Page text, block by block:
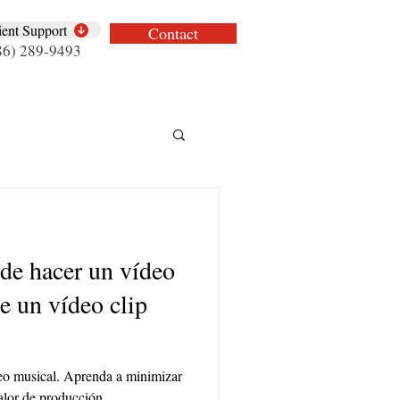
Support
289-9493
Contact
hacer un vídeo
un vídeo clip
musical. Aprenda a minimizar